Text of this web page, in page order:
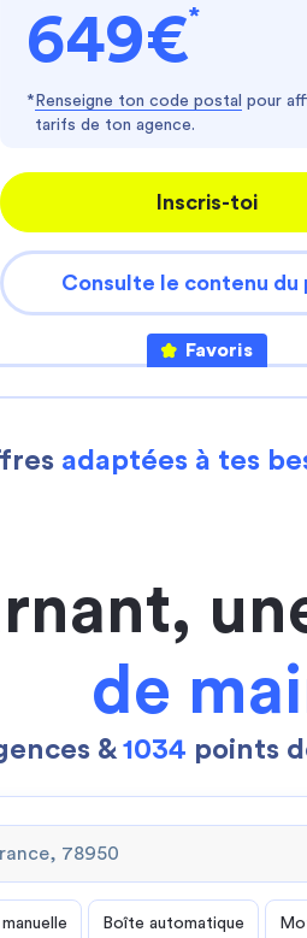
Consentements certifiés par
Je choisis
consentde Gestion du
649€*
* Renseigne ton code postal pour
tarifs de ton agence.
Inscris-toi
Consulte le contenu du
Favoris
adaptées à tes
de
& 1034 points
Boîte automatique